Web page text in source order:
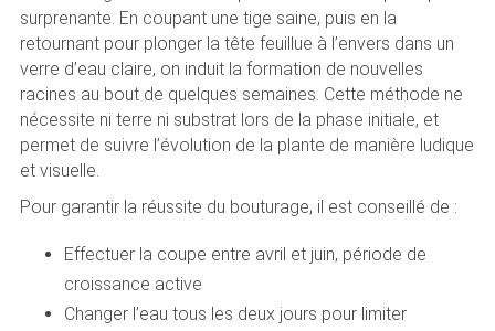
surprenante. En coupant une tige saine, puis en la
retournant pour plonger la tête feuillue à l’envers dans un
verre d’eau claire, on induit la formation de nouvelles
racines au bout de quelques semaines. Cette méthode ne
nécessite ni terre ni substrat lors de la phase initiale, et
permet de suivre l’évolution de la plante de manière ludique
et visuelle.
Pour garantir la réussite du bouturage, il est conseillé de :
Effectuer la coupe entre avril et juin, période de
croissance active
Changer l’eau tous les deux jours pour limiter